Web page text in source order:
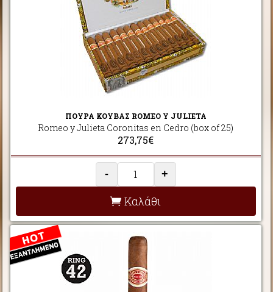
ΠΟΥΡΑ ΚΟΥΒΑΣ ROMEO Y JULIETA
Romeo y Julieta Coronitas en Cedro (box of 25)
273,75€
- +
Καλάθι